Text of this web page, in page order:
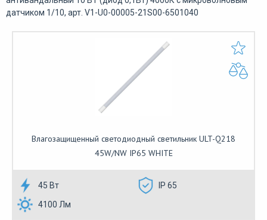
датчиком 1/10, арт. V1-U0-00005-21S00-6501040
Влагозащищенный светодиодный светильник ULT-Q218
45W/NW IP65 WHITE
45 Вт
IP 65
4100 Лм